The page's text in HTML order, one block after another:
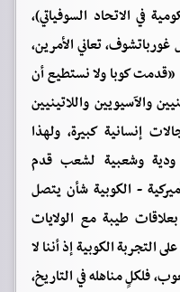
في الاتحاد السوفياتي)،
غورباتشوف، تعاني الأمرين،
«قدمت كوبا ولا نستطيع أن
والآسيويين واللاتينيين
إنسانية كبيرة، ولهذا
ودية وشعبية لشعب قدم
- الكوبية شأن يتصل
طيبة مع الولايات
التجربة الكوبية إذ أننا لا
فلكلٍ مناهله في التاريخ،